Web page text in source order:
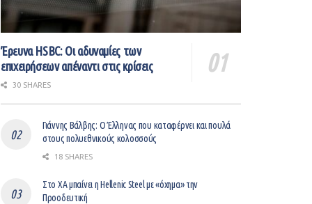
Έρευνα HSBC: Οι αδυναμίες των
επιχειρήσεων απέναντι στις κρίσεις
30 SHARES
Γιάννης Βάλβης: O Έλληνας που καταφέρνει και πουλά
στους πολυεθνικούς κολοσσούς
18 SHARES
Στο ΧΑ μπαίνει η Hellenic Steel με «όχημα» την
Προοδευτική